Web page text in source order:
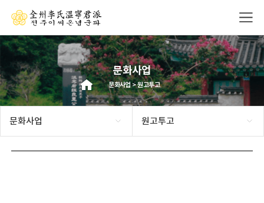
문화사업
문화사업 > 원고투고
문화사업 원고투고